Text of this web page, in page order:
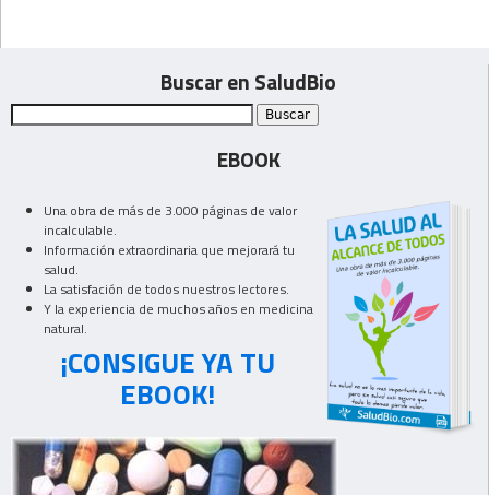
Buscar en SaludBio
EBOOK
Una obra de más de 3.000 páginas de valor
incalculable.
Información extraordinaria que mejorará tu
salud.
La satisfación de todos nuestros lectores.
Y la experiencia de muchos años en medicina
natural.
¡CONSIGUE YA TU
EBOOK!